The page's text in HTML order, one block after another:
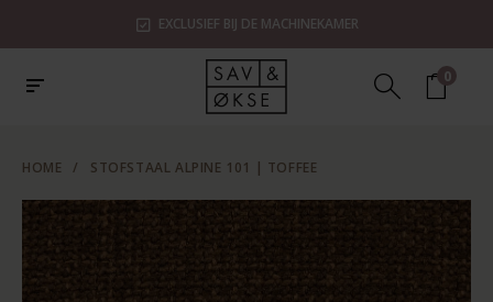
EXCLUSIEF BIJ DE MACHINEKAMER
0
HOME / STOFSTAAL ALPINE 101 | TOFFEE